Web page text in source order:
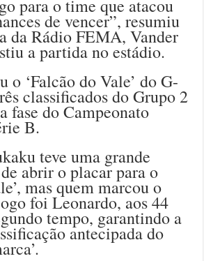
para o time que atacou
de vencer”, resumiu
da Rádio FEMA, Vander
a partida no estádio.
o ‘Falcão do Vale’ do G-
classificados do Grupo 2
fase do Campeonato
B.
teve uma grande
abrir o placar para o
mas quem marcou o
foi Leonardo, aos 44
tempo, garantindo a
antecipada do